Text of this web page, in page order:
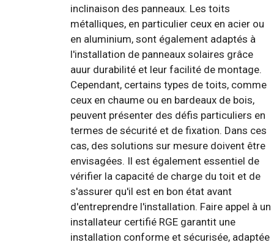
inclinaison des panneaux. Les toits
métalliques, en particulier ceux en acier ou
en aluminium, sont également adaptés à
l'installation de panneaux solaires grâce
auur durabilité et leur facilité de montage.
Cependant, certains types de toits, comme
ceux en chaume ou en bardeaux de bois,
peuvent présenter des défis particuliers en
termes de sécurité et de fixation. Dans ces
cas, des solutions sur mesure doivent être
envisagées. Il est également essentiel de
vérifier la capacité de charge du toit et de
s'assurer qu'il est en bon état avant
d'entreprendre l'installation. Faire appel à un
installateur certifié RGE garantit une
installation conforme et sécurisée, adaptée